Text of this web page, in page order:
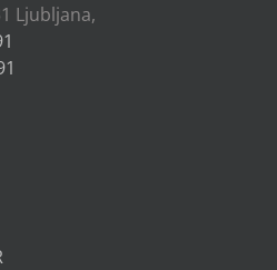
Ljubljana,